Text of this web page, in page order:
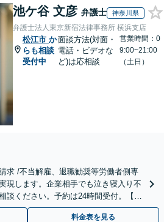
池ケ谷 文彦 弁護士 神奈川県
弁護士法人東京新宿法律事務所 横浜支店
松江市 か
らも相談
受付中
面談方法(対面・
電話・ビデオな
ど)は応相談
営業時間：0
9:00~21:00
（土日）
求 /不当解雇、退職勧奨等労働者側専
現します。企業相手でも泣き寝入り不
談ください。予約は24時間受付。【初
可】
料金表を見る